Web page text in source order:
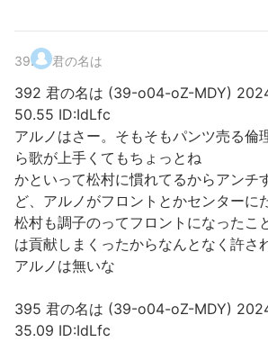
39. 君の名は
392 君の名は (39-o04-oZ-MDY)
50.55 ID:IdLfc
アルノはさー。そもそもパンツ売る倫
ら歌が上手くてもちょっとね
かといって松村に慣れてるからアンチ
ど、アルノがフロントとかセンターに
松村も調子のってフロントになったこ
は貢献しまくったからなんとなく許さ
アルノは無いな
395 君の名は (39-o04-oZ-MDY)
35.09 ID:IdLfc